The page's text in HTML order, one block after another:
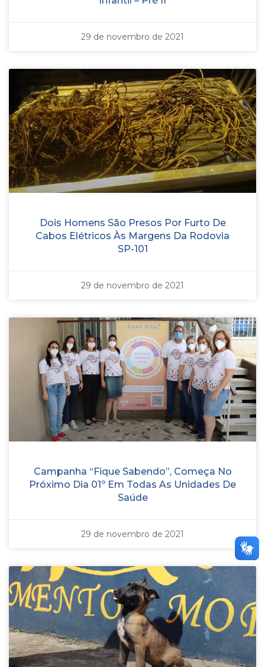
29 de novembro de 2021
Dois Homens São Presos Por Furto De
Cabos Elétricos Às Margens Da Rodovia
SP-101
29 de novembro de 2021
Campanha “Fique Sabendo”, Começa No
Próximo Dia 01º Em Todas As Unidades De
Saúde
29 de novembro de 2021